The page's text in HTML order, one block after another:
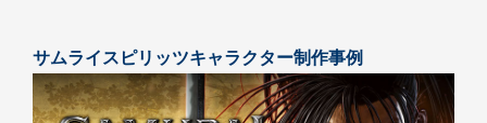
サムライスピリッツキャラクター制作事例